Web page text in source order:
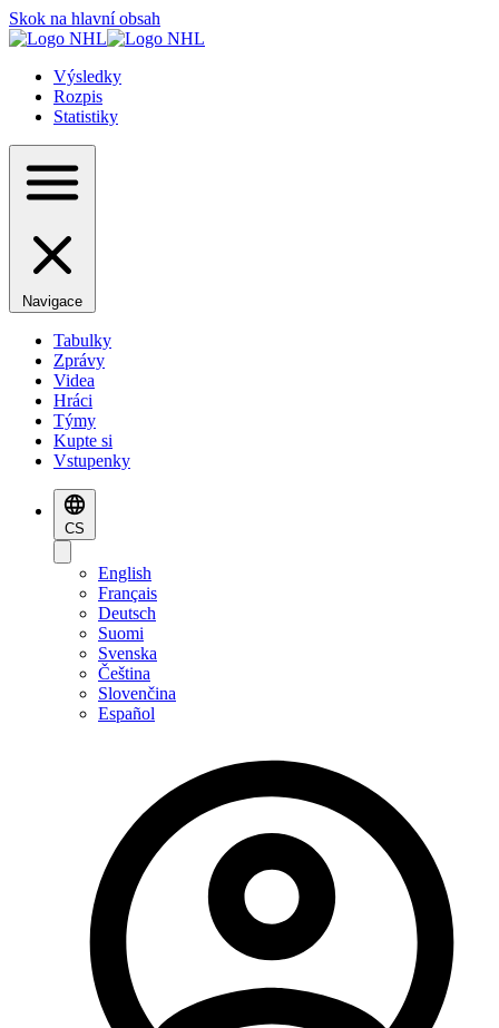
Skok na hlavní obsah
Výsledky
Rozpis
Statistiky
Navigace
Tabulky
Zprávy
Videa
Hráci
Týmy
Kupte si
Vstupenky
CS
English
Français
Deutsch
Suomi
Svenska
Čeština
Slovenčina
Español